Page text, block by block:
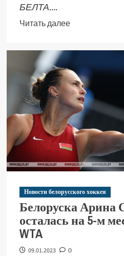
БЕЛТА....
Читать далее
Новости белорусского хоккея
Белоруска Арина
осталась на 5-м
WTA
09.01.2023 0